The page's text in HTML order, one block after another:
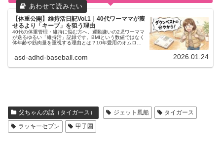
【体重公開】維持活日記Vol.1｜40代ワーママが痩
せるより「キープ」を狙う理由
40代の体重管理・維持に悩む方へ。運動嫌いの2児ワーママ
が送るゆるい「維持活」記録です。BMIという数値ではなく
体年齢や筋肉量を重視する理由とは？10年愛用のオムロン
asd-adhd-baseball.com 2026.01.24
父ちゃんの話（タイガース） ジェット風船
タイガース
ラッキーセブン
甲子園